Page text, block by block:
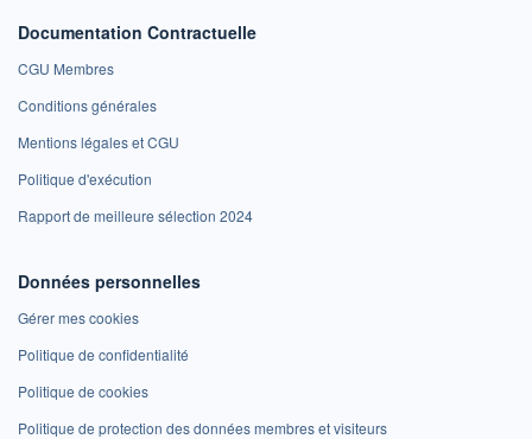
Documentation Contractuelle
CGU Membres
Conditions générales
Mentions légales et CGU
Politique d'exécution
Rapport de meilleure sélection 2024
Données personnelles
Gérer mes cookies
Politique de confidentialité
Politique de cookies
Politique de protection des données membres et visiteurs